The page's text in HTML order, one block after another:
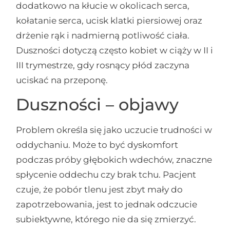
dodatkowo na kłucie w okolicach serca,
kołatanie serca, ucisk klatki piersiowej oraz
drżenie rąk i nadmierną potliwość ciała.
Duszności dotyczą często kobiet w ciąży w II i
III trymestrze, gdy rosnący płód zaczyna
uciskać na przeponę.
Duszności – objawy
Problem określa się jako uczucie trudności w
oddychaniu. Może to być dyskomfort
podczas próby głębokich wdechów, znaczne
spłycenie oddechu czy brak tchu. Pacjent
czuje, że pobór tlenu jest zbyt mały do
zapotrzebowania, jest to jednak odczucie
subiektywne, którego nie da się zmierzyć.